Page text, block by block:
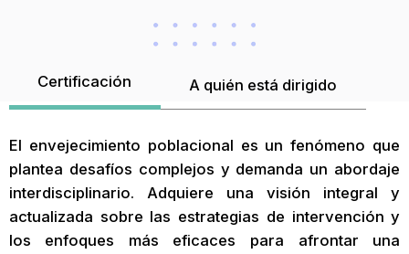
Certificación A quién está dirigido
El envejecimiento poblacional es un fenómeno que
plantea desafíos complejos y demanda un abordaje
interdisciplinario. Adquiere una visión integral y
actualizada sobre las estrategias de intervención y
los enfoques más eficaces para afrontar una